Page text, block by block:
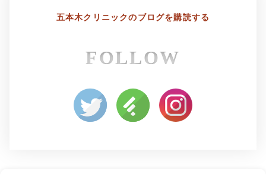
五本木クリニックのブログを購読する
FOLLOW